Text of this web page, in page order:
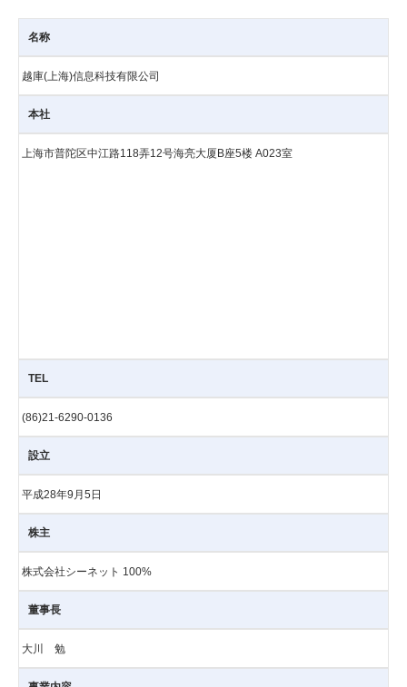
名称
越庫(上海)信息科技有限公司
本社
上海市普陀区中江路118弄12号海亮大厦B座5楼 A023室
TEL
(86)21-6290-0136
設立
平成28年9月5日
株主
株式会社シーネット 100%
董事長
大川 勉